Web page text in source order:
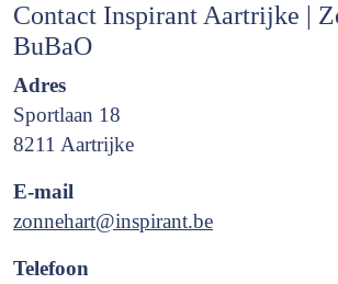
Contact Inspirant Aartrijke |
BuBaO
Adres
Sportlaan 18
8211 Aartrijke
E-mail
zonnehart@inspirant.be
Telefoon